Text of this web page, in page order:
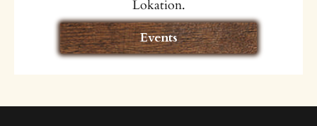
Lokation.
Events